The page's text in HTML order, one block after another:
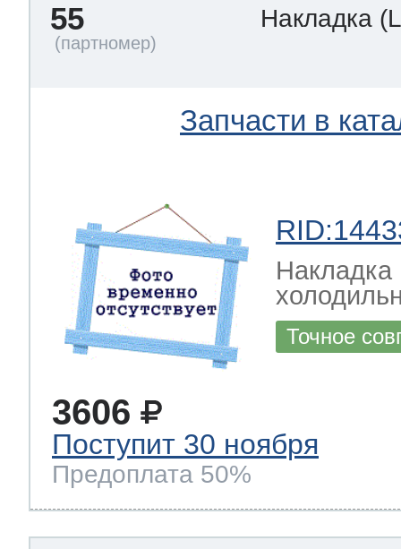
55 Накладка
Запчасти в
Точное
3606
Поступит 30 ноября
Предоплата 50%